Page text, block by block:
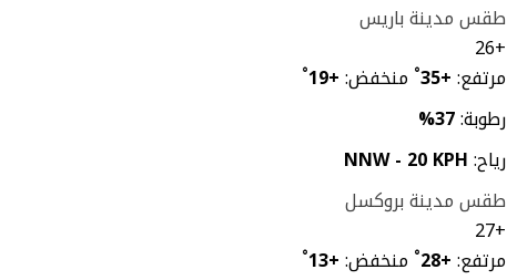
طقس مدينة باريس
+
26
مرتفع:+
35
° منخفض:+
19
°
رطوبة:37%
رياح:NNW - 20 KPH
طقس مدينة بروكسل
+
27
مرتفع:+
28
° منخفض:+
13
°